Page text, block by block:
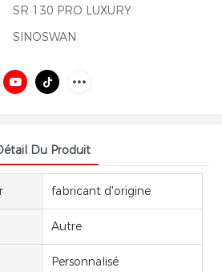
SR 130 PRO LUXURY
SINOSWAN
Du Produit
fabricant d'origine
Autre
Personnalisé